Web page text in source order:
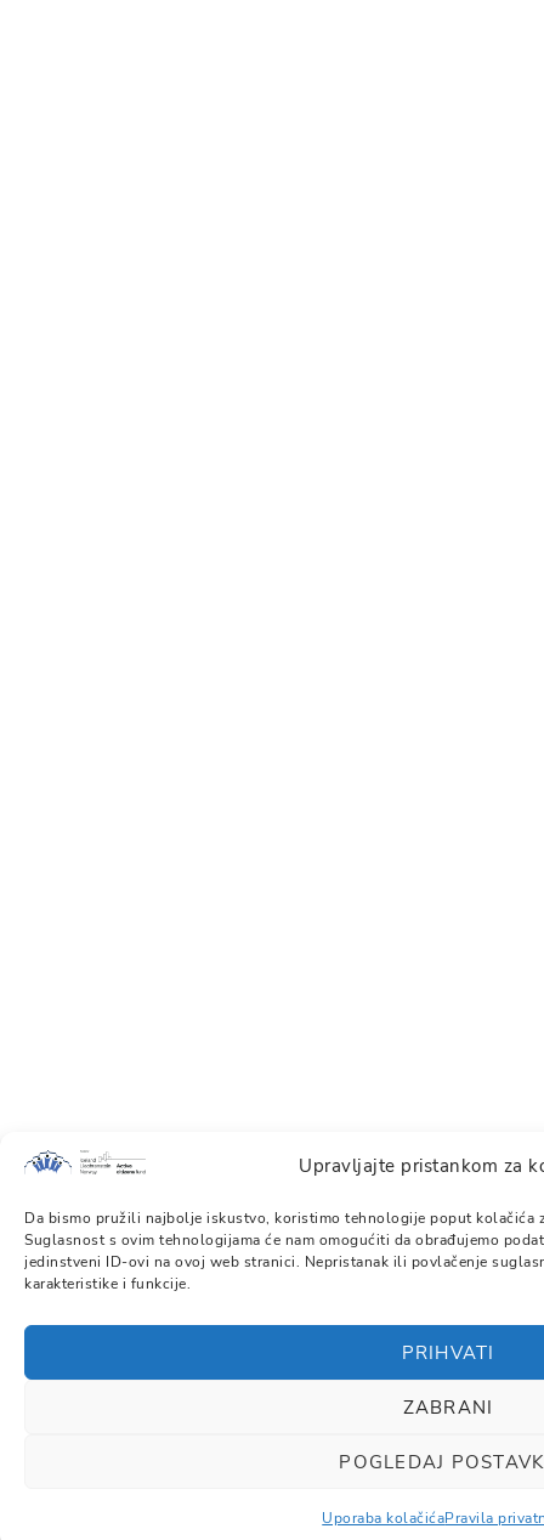
Upravljajte pristankom za
Da bismo pružili najbolje iskustvo, koristimo tehnologije poput kolačića
Suglasnost s ovim tehnologijama će nam omogućiti da obrađujemo
jedinstveni ID-ovi na ovoj web stranici. Nepristanak ili povlačenje
karakteristike i funkcije.
PRIHVATI
ZABRANI
POGLEDAJ
Uporaba kolačićaPravila